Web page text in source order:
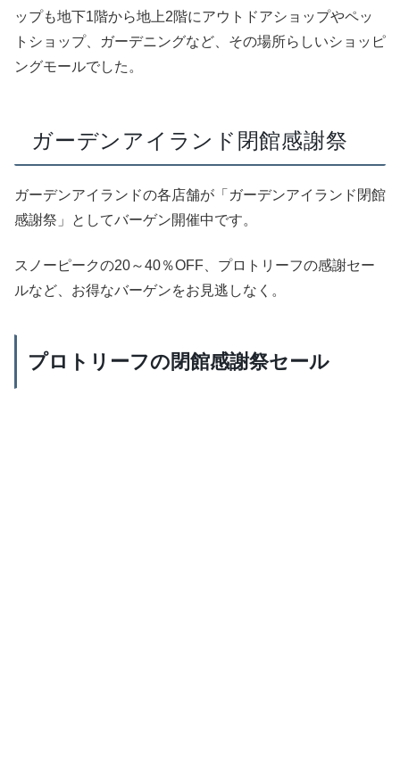
ップも地下1階から地上2階にアウトドアショップやペッ
トショップ、ガーデニングなど、その場所らしいショッピ
ングモールでした。
ガーデンアイランド閉館感謝祭
ガーデンアイランドの各店舗が「ガーデンアイランド閉館
感謝祭」としてバーゲン開催中です。
スノーピークの20～40％OFF、プロトリーフの感謝セー
ルなど、お得なバーゲンをお見逃しなく。
プロトリーフの閉館感謝祭セール